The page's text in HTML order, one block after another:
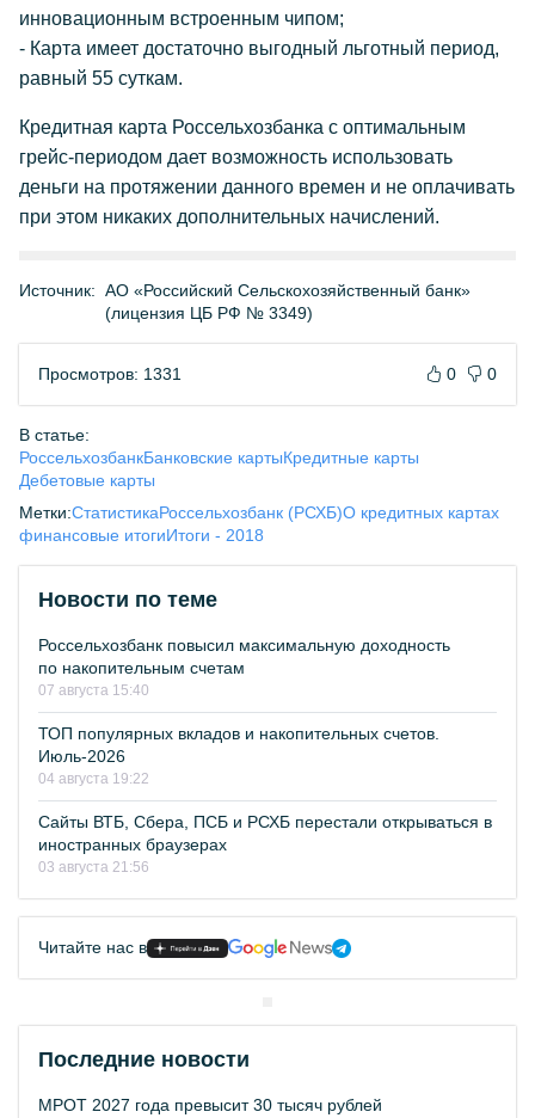
инновационным встроенным чипом;
- Карта имеет достаточно выгодный льготный период,
равный 55 суткам.
Кредитная карта Россельхозбанка с оптимальным
грейс-периодом дает возможность использовать
деньги на протяжении данного времен и не оплачивать
при этом никаких дополнительных начислений.
Источник: АО «Российский Сельскохозяйственный банк»
(лицензия ЦБ РФ № 3349)
Просмотров: 1331 0 0
В статье:
РоссельхозбанкБанковские картыКредитные карты
Дебетовые карты
Метки:СтатистикаРоссельхозбанк (РСХБ)О кредитных картах
финансовые итогиИтоги - 2018
Новости по теме
Россельхозбанк повысил максимальную доходность
по накопительным счетам
07 августа 15:40
ТОП популярных вкладов и накопительных счетов.
Июль-2026
04 августа 19:22
Сайты ВТБ, Сбера, ПСБ и РСХБ перестали открываться в
иностранных браузерах
03 августа 21:56
Читайте нас в
Последние новости
МРОТ 2027 года превысит 30 тысяч рублей